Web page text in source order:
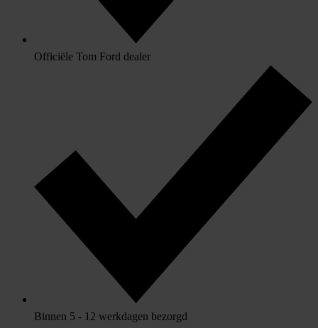
Officiële Tom Ford dealer
Binnen 5 - 12 werkdagen bezorgd